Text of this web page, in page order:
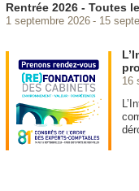
Rentrée 2026 - Toutes
1 septembre 2026 15
16